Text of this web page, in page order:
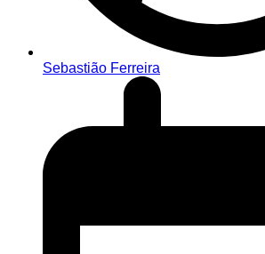
Sebastião Ferreira